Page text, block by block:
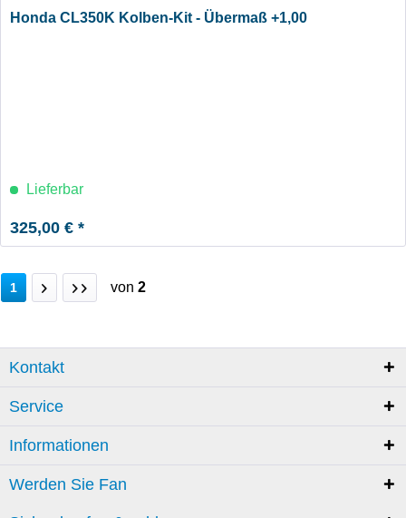
Honda CL350K Kolben-Kit - Übermaß +1,00
Lieferbar
325,00 € *
1 von 2
Kontakt
Service
Informationen
Werden Sie Fan